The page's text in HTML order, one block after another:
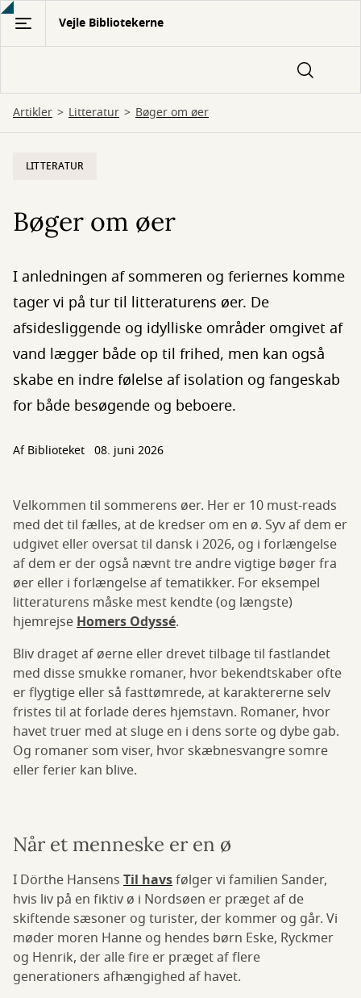
Gå
hovedindhold
Vejle Bibliotekerne
Artikler Litteratur Bøger om øer
LITTERATUR
Bøger om øer
I anledningen af sommeren og feriernes komme
tager vi på tur til litteraturens øer. De
afsidesliggende og idylliske områder omgivet af
vand lægger både op til frihed, men kan også
skabe en indre følelse af isolation og fangeskab
for både besøgende og beboere.
Af Biblioteket 08. juni 2026
Velkommen til sommerens øer. Her er 10 must-reads
med det til fælles, at de kredser om en ø. Syv af dem er
udgivet eller oversat til dansk i 2026, og i forlængelse
af dem er der også nævnt tre andre vigtige bøger fra
øer eller i forlængelse af tematikker. For eksempel
litteraturens måske mest kendte (og længste)
hjemrejseHomersOdyssé.
Bliv draget af øerne eller drevet tilbage til fastlandet
med disse smukke romaner, hvor bekendtskaber ofte
er flygtige eller så fasttømrede, at karaktererne selv
fristes til at forlade deres hjemstavn. Romaner, hvor
havet truer med at sluge en i dens sorte og dybe gab.
Og romaner som viser, hvor skæbnesvangre somre
eller ferier kan blive.
Når et menneske er en ø
I Dörthe Hansens Til havsfølger vi familien Sander,
hvis liv på en fiktiv ø i Nordsøen er præget af de
skiftende sæsoner og turister, der kommer og går. Vi
møder moren Hanne og hendes børn Eske, Ryckmer
og Henrik, der alle fire er præget af flere
generationers afhængighed af havet.